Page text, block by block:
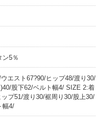
ン5％
エスト67?90/ヒップ48/渡り30/
股下62/ベルト幅4/ SIZE 2:着
プ51/渡り30/裾周り30/股上30/
幅4/